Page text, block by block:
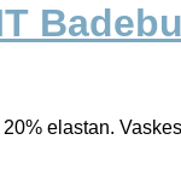
elastan.